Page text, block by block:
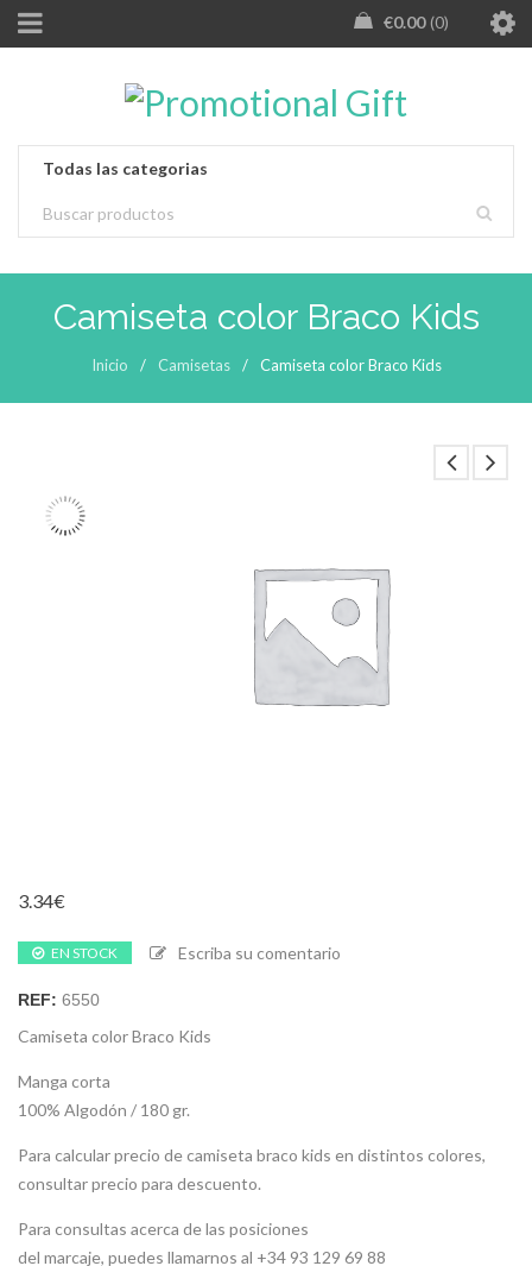
0.00
€ 0
Camiseta color Braco Kids
Inicio / Camisetas / Camiseta color Braco Kids
3.34€
EN STOCK Escriba su comentario
REF: 6550
Camiseta color Braco Kids
Manga corta
100% Algodón / 180 gr.
Para calcular precio de camiseta braco kids en distintos colores,
consultar precio para descuento.
Para consultas acerca de las posiciones
del marcaje, puedes llamarnos al +34 93 129 69 88